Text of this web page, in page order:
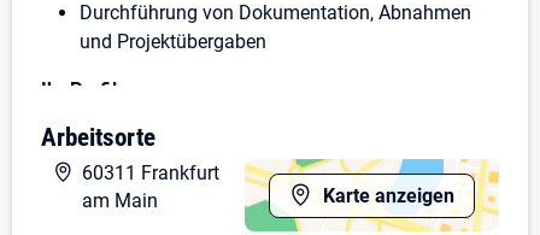
Durchführung von Dokumentation, Abnahmen
und Projektübergaben
Ihr Profil
Studium im Bereich Versorgungstechnik / TGA
oder vergleichbare Ausbildung
Mehrjährige Erfahrung inBau- oder
, idealerweise Großprojekte
Arbeitsorte
Karte anzeigen
60311 Frankfurt
am Main